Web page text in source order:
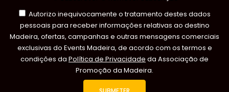
Autorizo inequivocamente o tratamento destes dados
pessoais para receber informações relativas ao destino
Madeira, ofertas, campanhas e outras mensagens comerciais
exclusivas do Events Madeira, de acordo com os termos e
condições da Política de Privacidade da Associação de
Promoção da Madeira.